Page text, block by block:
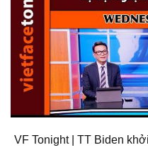
VF Tonight | TT Biden